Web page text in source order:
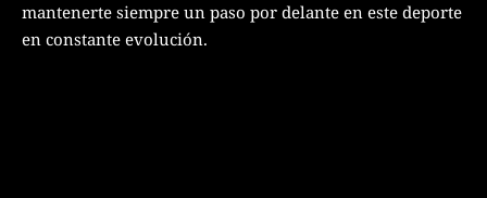
mantenerte siempre un paso por delante en este deporte
en constante evolución.